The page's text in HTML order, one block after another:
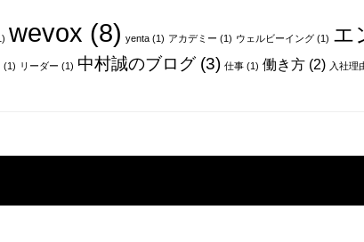
wevox (8) yenta(1) アカデミー (1) ウェルビーイング(1) エ
(1) リーダー (1) 中村誠のブログ(3) 仕事(1) 働き方(2) 入社理